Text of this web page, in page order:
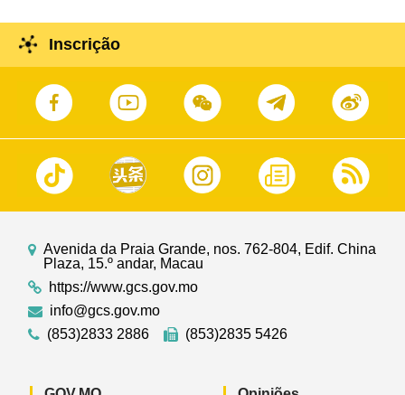
Inscrição
Avenida da Praia Grande, nos. 762-804, Edif. China
Plaza, 15.º andar, Macau
https://www.gcs.gov.mo
info@gcs.gov.mo
(853)2833 2886
(853)2835 5426